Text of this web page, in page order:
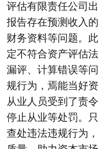
评估有限责任公司
报告存在预测收入
财务资料等问题。
定不符合资产评估
漏评、计算错误等
规行为，焉能当好
从业人员受到了责
停止从业等处罚。
查处违法违规行为